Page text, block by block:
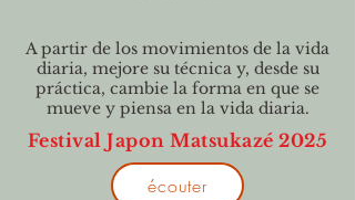
A partir de los movimientos de la vida
diaria, mejore su técnica y, desde su
práctica, cambie la forma en que se
mueve y piensa en la vida diaria.
Festival Japon Matsukazé 2025
écouter